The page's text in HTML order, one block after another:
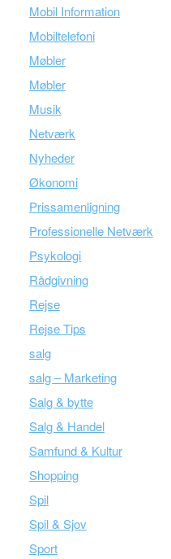
Mobil Information
Mobiltelefoni
Møbler
Møbler
Musik
Netværk
Nyheder
Økonomi
Prissamenligning
Professionelle Netværk
Psykologi
Rådgivning
Rejse
Rejse Tips
salg
salg – Marketing
Salg & bytte
Salg & Handel
Samfund & Kultur
Shopping
Spil
Spil & Sjov
Sport